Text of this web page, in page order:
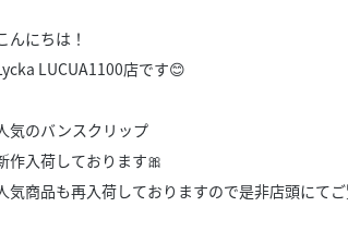
スタッフ募集（長期で働
んにちは！
LUCUA1100店です‎😊
気のバンスクリップ
作入荷しております🎀
気商品も再入荷しておりますので是非店頭にてご